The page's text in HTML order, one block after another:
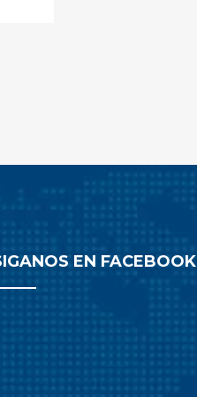
EN FACEBOOK